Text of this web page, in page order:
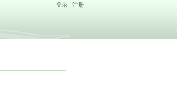
登录 注册